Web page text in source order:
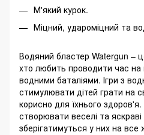
М'який курок.
Міцний, удароміцний та
Водяний бластер Watergun –
хто любить проводити час
водними баталіями. Ігри з
стимулювати дітей грати на
корисно для їхнього
створювати веселі та яскраві
зберігатимуться у них на все